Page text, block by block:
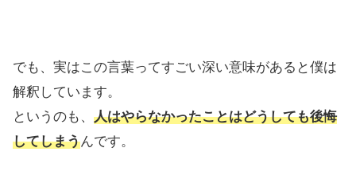
でも、実はこの言葉ってすごい深い意味があると僕は
解釈しています。
というのも、 人はやらなかったことはどうしても後悔
してしまうんです。